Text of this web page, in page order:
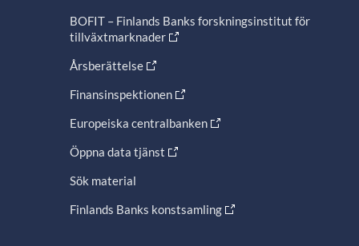
BOFIT – Finlands Banks forskningsinstitut för
tillväxtmarknader
Årsberättelse
Finansinspektionen
Europeiska centralbanken
Öppna data tjänst
Sök material
Finlands Banks konstsamling